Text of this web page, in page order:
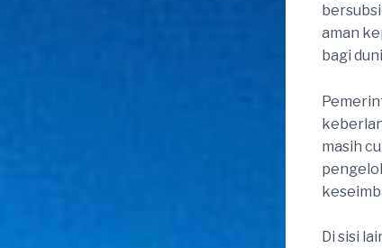
aman
bagi
masih
Di sisi